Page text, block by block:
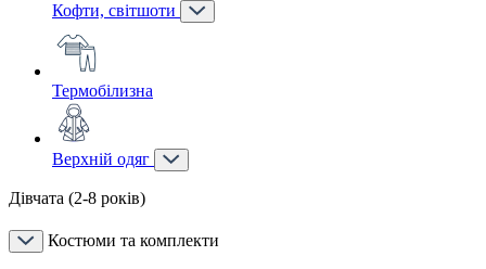
Кофти, світшоти
Термобілизна
Верхній одяг
Дівчата (2-8 років)
Костюми та комплекти